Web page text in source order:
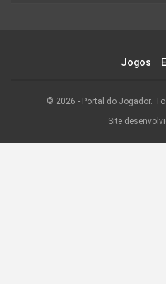
Jogos
© 2026 - Portal do Jogador.
Site